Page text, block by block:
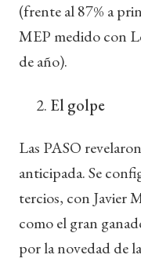
(frente al 87% a
MEP medido con
de año).
El golpe
Las PASO
anticipada. Se
tercios, con Javier
como el gran
por la novedad de